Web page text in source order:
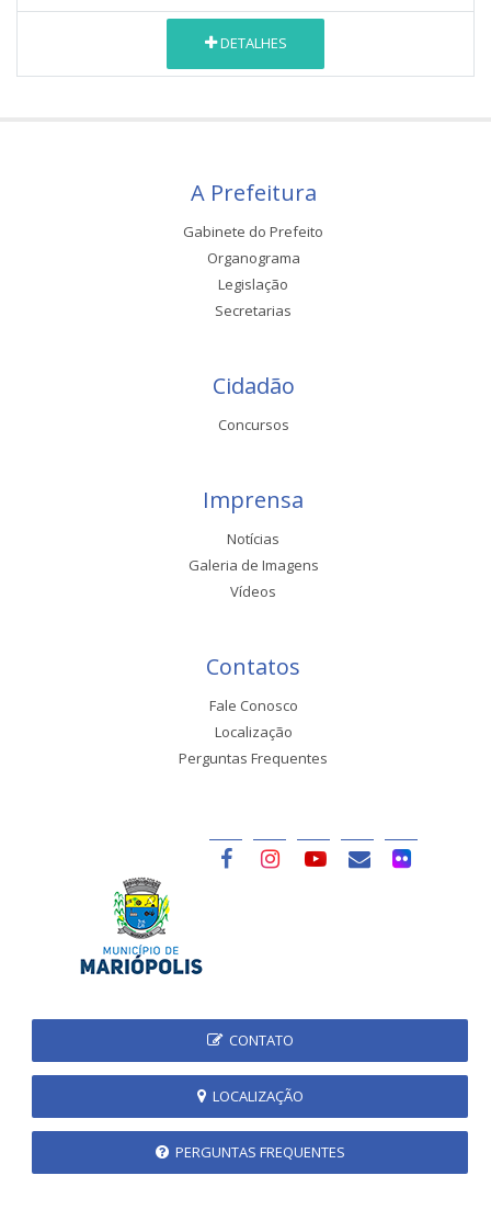
DETALHES
A Prefeitura
Gabinete do Prefeito
Organograma
Legislação
Secretarias
Cidadão
Concursos
Imprensa
Notícias
Galeria de Imagens
Vídeos
Contatos
Fale Conosco
Localização
Perguntas Frequentes
CONTATO
LOCALIZAÇÃO
PERGUNTAS FREQUENTES